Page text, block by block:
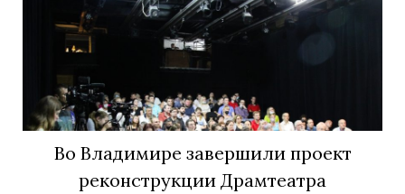
Во Владимире завершили проект
реконструкции Драмтеатра